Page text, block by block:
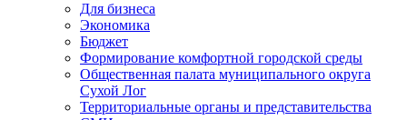
Для бизнеса
Экономика
Бюджет
Формирование комфортной городской среды
Общественная палата муниципального округа
Сухой Лог
Территориальные органы и представительства